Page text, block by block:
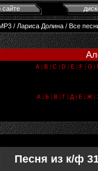
сайте
/ Лариса Долина / Все
A B C D E F G
А| Б| В| Г| Д| Е| Ж|
Песня из к/ф